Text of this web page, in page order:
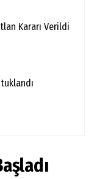
Kararı Verildi